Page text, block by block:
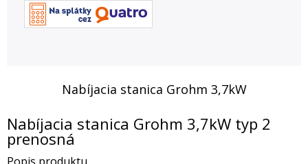
Nabíjacia stanica Grohm 3,7kW
Nabíjacia stanica Grohm 3,7kW typ 2
prenosná
Popis produktu